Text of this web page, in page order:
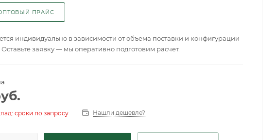
ПРАЙС
индивидуально в зависимости от объема поставки и конфигурации
заявку — мы оперативно подготовим расчет.
сроки по запросу Нашли дешевле?